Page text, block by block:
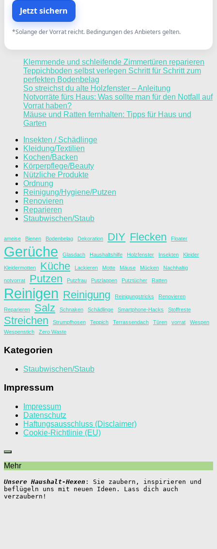
Jetzt sichern
*Solange der Vorrat reicht. Bedingungen des Anbieters gelten.
Klemmende und schleifende Zimmertüren reparieren
Teppichboden selbst verlegen Schritt für Schritt zum
perfekten Bodenbelag
So streichst du alte Holzfenster – Anleitung
Notvorräte fürs Haus: Was sollte man für den Notfall auf
Vorrat haben?
Mäuse und Ratten fernhalten: Tipps für Haus und
Garten
Insekten / Schädlinge
Kleidung/Textilien
Kochen/Backen
Körperpflege/Beauty
Nützliche Produkte
Ordnung
Reinigung/Hygiene/Putzen
Renovieren
Reparieren
Staubwischen/Staub
ameise Bienen Bodenbelag Dekoration DIY Flecken Floater
Gerüche Glasdach Haushaltshilfe Holzfenster Insekten Kleider
Kleidermotten Küche Lackieren Motte Mäuse Mücken Nachhaltig
notvorrat Putzen Putzfrau Putzlappen Putztücher Ratten
Reinigen Reinigung Reinigungstricks Renovieren
Reparieren Salz Schnaken Schädlinge Smartphone-Hacks Stoffreste
Streichen Strumpfhosen Teppich Terrassendach Türen vorrat
Wespen
Wespenstich
Zero Waste
Kategorien
Staubwischen/Staub
Impressum
Impressum
Datenschutz
Haftungsausschluss (Disclaimer)
Cookie-Richtlinie (EU)
Mehr
Unsere Haushalt-Hexen : Sie zaubern, inspirieren und
beflügeln uns mit neuen Ideen. Lass dich auch
verzaubern!